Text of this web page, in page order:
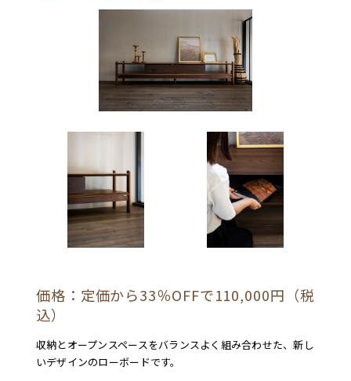
価格：定価から33％OFFで110,000円（税
込）
収納とオープンスペースをバランスよく組み合わせた、新し
いデザインのローボードです。